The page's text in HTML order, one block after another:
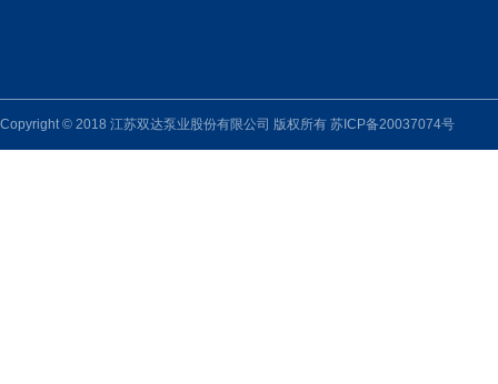
Copyright © 2018 江苏双达泵业股份有限公司 版权所有 苏ICP备20037074号